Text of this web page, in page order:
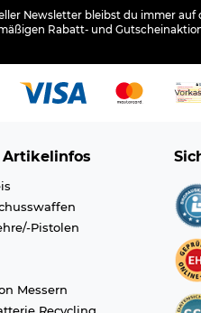
Newsletter bleibst du immer auf
Rabatt- und
Artikelinfos
Pistolen
Messern